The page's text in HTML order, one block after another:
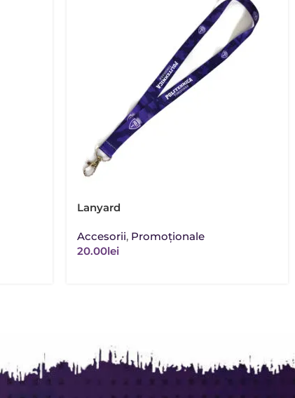
Lanyard
Accesorii, Promoţionale
20.00lei